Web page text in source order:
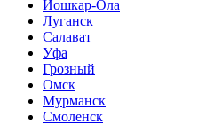
Йошкар-Ола
Луганск
Салават
Уфа
Грозный
Омск
Мурманск
Смоленск